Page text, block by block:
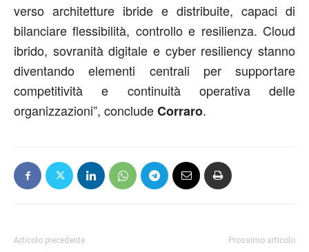
verso architetture ibride e distribuite, capaci di
bilanciare flessibilità, controllo e resilienza. Cloud
ibrido, sovranità digitale e cyber resiliency stanno
diventando elementi centrali per supportare
competitività e continuità operativa delle
organizzazioni”, concludeCorraro.
Articolo precedente Prossimo articolo